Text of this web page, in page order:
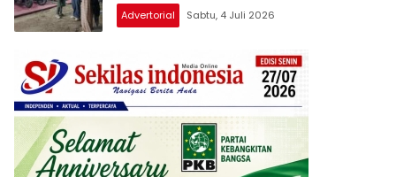
Advertorial Sabtu, 4 Juli 2026